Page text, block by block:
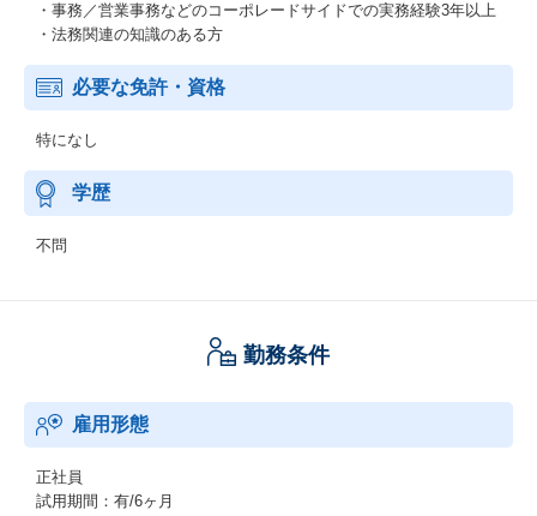
・事務／営業事務などのコーポレードサイドでの実務経験3年以上
・法務関連の知識のある方
必要な免許・資格
特になし
学歴
不問
勤務条件
雇用形態
正社員
試用期間：有/6ヶ月